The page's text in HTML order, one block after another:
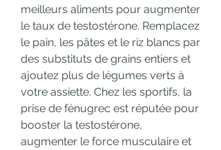
meilleurs aliments pour augmenter
le taux de testostérone. Remplacez
le pain, les pâtes et le riz blancs par
des substituts de grains entiers et
ajoutez plus de légumes verts à
votre assiette. Chez les sportifs, la
prise de fénugrec est réputée pour
booster la testostérone,
augmenter le force musculaire et